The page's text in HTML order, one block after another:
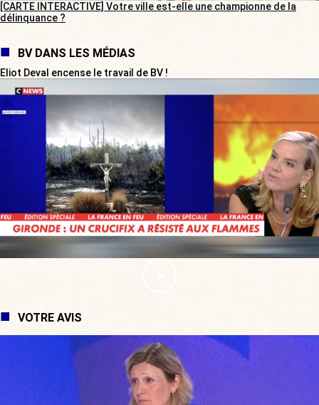
[CARTE INTERACTIVE] Votre ville est-elle une championne de la
délinquance ?
BV DANS LES MÉDIAS
Eliot Deval encense le travail de BV !
VOTRE AVIS